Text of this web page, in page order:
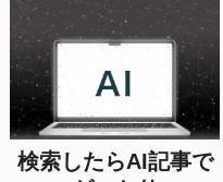
検索したらAI記事で